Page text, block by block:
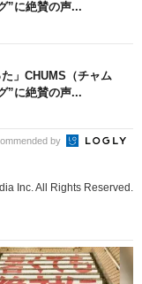
”に絶賛の声...
」CHUMS（チャム
”に絶賛の声...
by
Inc. All Rights Reserved.